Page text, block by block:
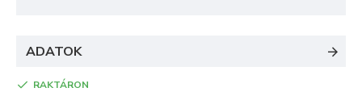
ADATOK
RAKTÁRON